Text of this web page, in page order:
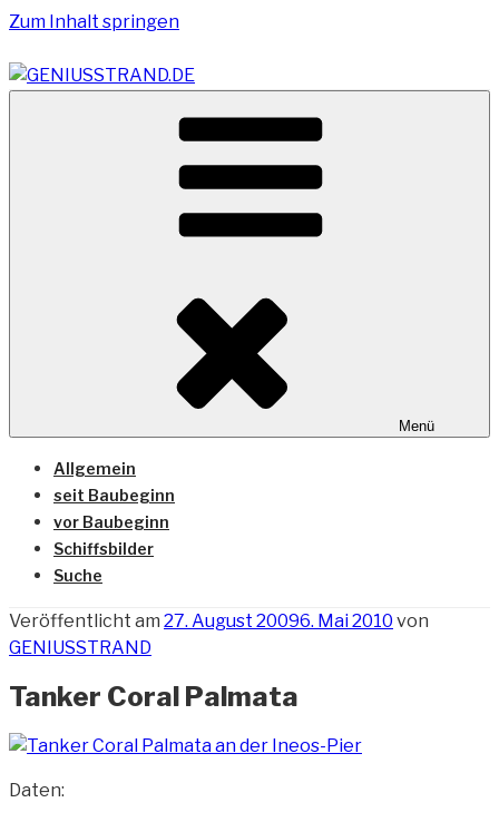
Zum Inhalt springen
GENIUSSTRAND.DE
Vom Geniusstrand zum JadeWeserPort/Container
Terminal Wilhelmshaven
Menü
Allgemein
seit Baubeginn
vor Baubeginn
Schiffsbilder
Suche
Veröffentlicht am 27. August 20096. Mai 2010 von
GENIUSSTRAND
Tanker Coral Palmata
Daten: